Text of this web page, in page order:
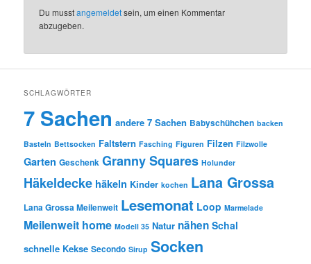
Du musstangemeldetsein, um einen Kommentar
abzugeben.
SCHLAGWÖRTER
7 Sachen andere 7 Sachen Babyschühchen backen
Basteln Bettsocken Faltstern Fasching Figuren Filzen Filzwolle
Garten Geschenk Granny Squares Holunder
Häkeldecke häkeln Kinder kochen Lana Grossa
Lana Grossa Meilenweit Lesemonat Loop Marmelade
Meilenweit home Modell 35 Natur nähen Schal
schnelle Kekse Secondo Sirup Socken